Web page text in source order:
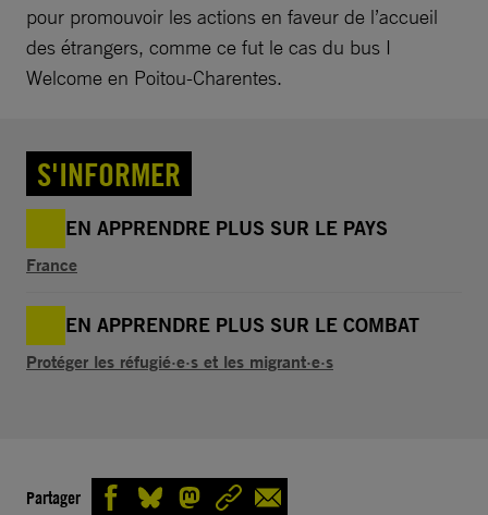
pour promouvoir les actions en faveur de l’accueil
des étrangers, comme ce fut le cas du bus I
Welcome en Poitou-Charentes.
S'INFORMER
EN APPRENDRE PLUS SUR LE PAYS
France
EN APPRENDRE PLUS SUR LE COMBAT
Protéger les réfugié·e·s et les migrant·e·s
Partager